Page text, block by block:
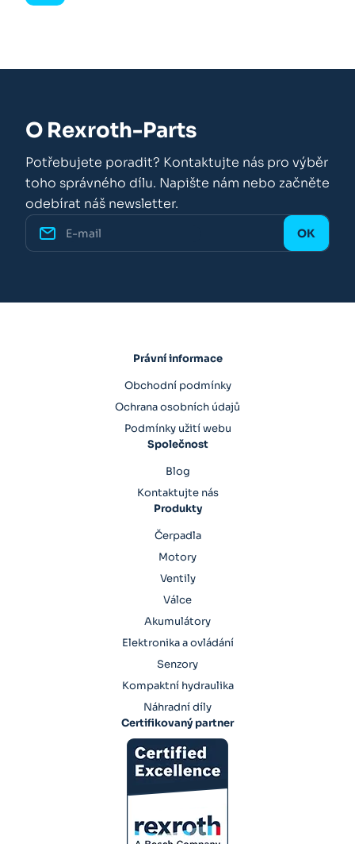
O Rexroth-Parts
Potřebujete poradit? Kontaktujte nás pro výběr
toho správného dílu. Napište nám nebo začněte
odebírat náš newsletter.
Právní informace
Obchodní podmínky
Ochrana osobních údajů
Podmínky užití webu
Společnost
Blog
Kontaktujte nás
Produkty
Čerpadla
Motory
Ventily
Válce
Akumulátory
Elektronika a ovládání
Senzory
Kompaktní hydraulika
Náhradní díly
Certifikovaný partner